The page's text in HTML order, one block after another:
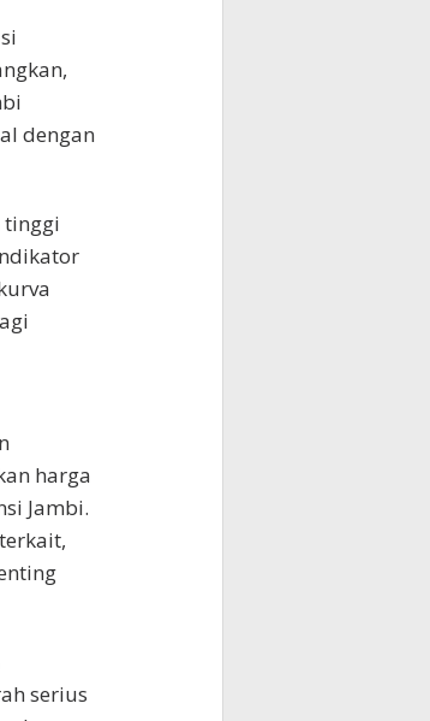
dengan
tinggi
harga
Jambi.
serius